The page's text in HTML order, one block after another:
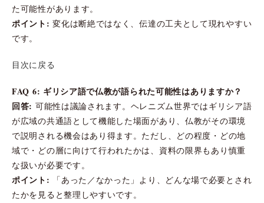
た可能性があります。
ポイント: 変化は断絶ではなく、伝達の工夫として現れやすい
です。
目次に戻る
FAQ 6: ギリシア語で仏教が語られた可能性はありますか？
回答: 可能性は議論されます。ヘレニズム世界ではギリシア語
が広域の共通語として機能した場面があり、仏教がその環境
で説明される機会はあり得ます。ただし、どの程度・どの地
域で・どの層に向けて行われたかは、資料の限界もあり慎重
な扱いが必要です。
ポイント: 「あった／なかった」より、どんな場で必要とされ
たかを見ると整理しやすいです。